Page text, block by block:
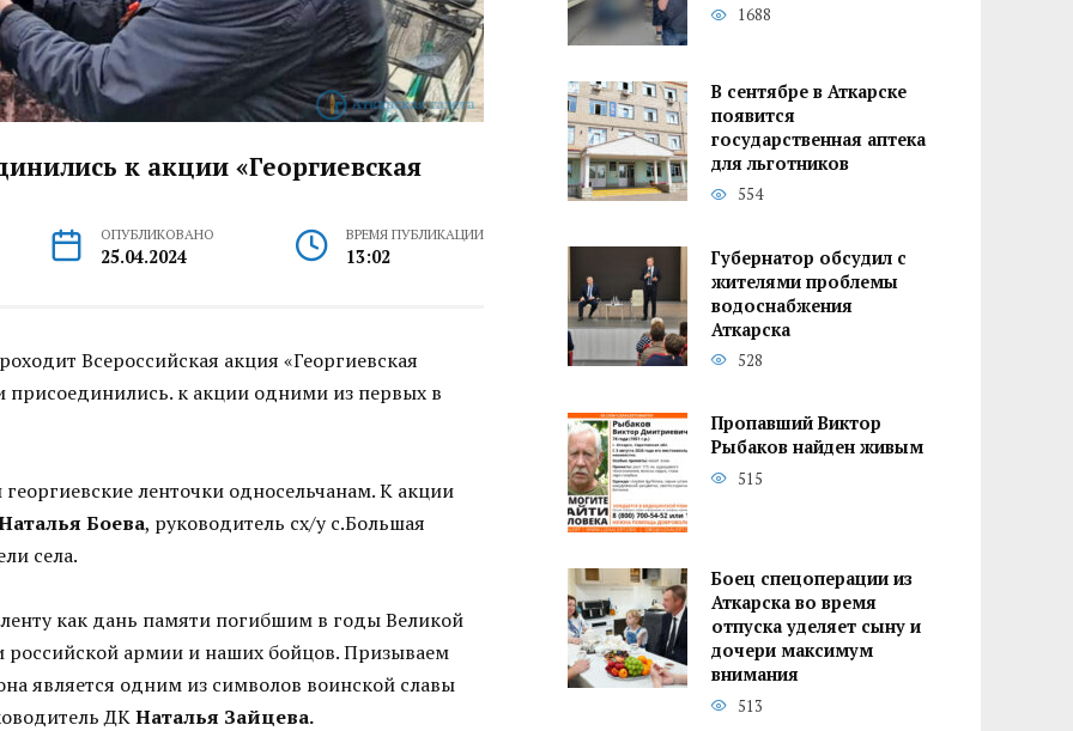
к акции «Георгиевская
ОПУБЛИКОВАНО
25.04.2024
ВРЕМЯ ПУБЛИКАЦИИ
13:02
Всероссийская акция «Георгиевская
к акции одними из первых в
ленточки односельчанам. К акции
Боева, руководитель сх/у с.Большая
села.
как дань памяти погибшим в годы Великой
армии и наших бойцов. Призываем
является одним из символов воинской славы
ДКНаталья Зайцева.
1688
В сентябре в Аткарске
появится
государственная аптека
для льготников
554
Губернатор обсудил с
жителями проблемы
водоснабжения
Аткарска
528
Пропавший Виктор
Рыбаков найден живым
515
Боец спецоперации из
Аткарска во время
отпуска уделяет сыну и
дочери максимум
внимания
513